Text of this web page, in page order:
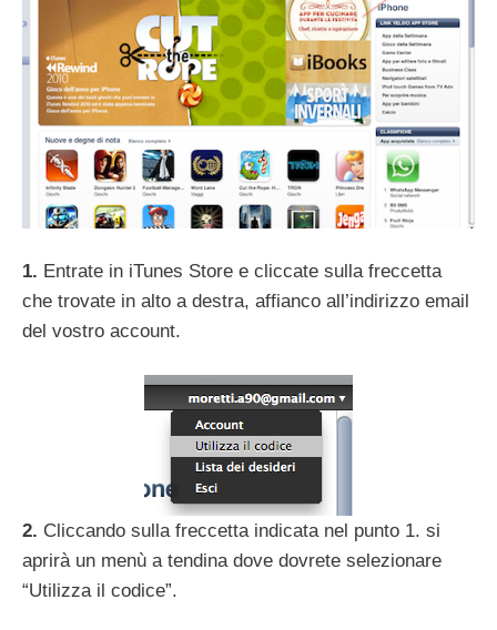
1. Entrate in iTunes Store e cliccate sulla freccetta
che trovate in alto a destra, affianco all’indirizzo email
del vostro account.
2. Cliccando sulla freccetta indicata nel punto 1. si
aprirà un menù a tendina dove dovrete selezionare
“Utilizza il codice”.